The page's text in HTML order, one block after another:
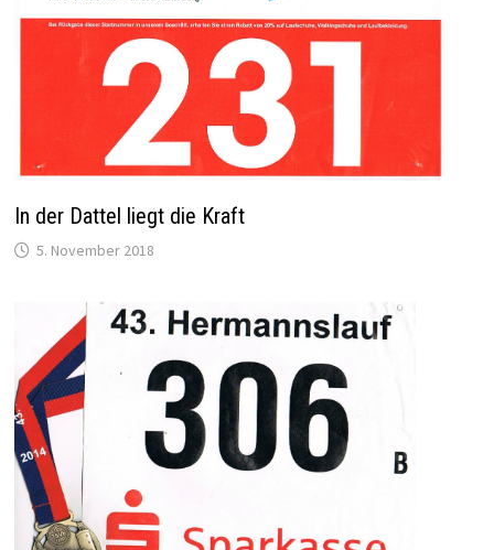
In der Dattel liegt die Kraft
5. November 2018